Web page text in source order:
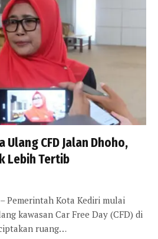
CFD Jalan Dhoho,
Lebih Tertib
Pemerintah Kota Kediri mulai
kawasan Car Free Day (CFD) di
ruang…